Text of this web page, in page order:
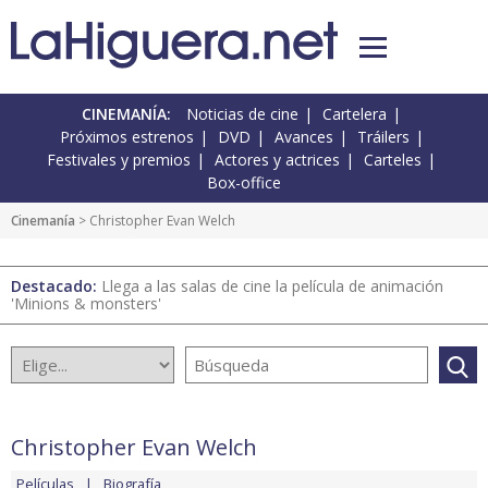
CINEMANÍA: Noticias de cine
Cartelera
Próximos estrenos
DVD Avances
Tráilers
Festivales y premios
Actores y actrices
Carteles
Box-office
Cinemanía > Christopher Evan Welch
Destacado: Llega a las salas de cine la película de animación
'Minions & monsters'
Christopher Evan Welch
Películas Biografía